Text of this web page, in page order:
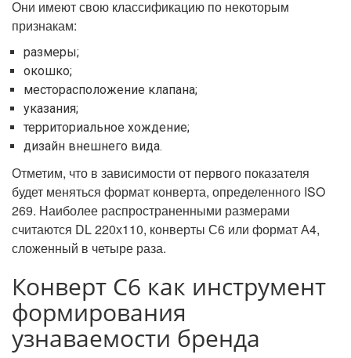
Они имеют свою классификацию по некоторым
признакам:
размеры;
окошко;
месторасположение клапана;
указания;
территориальное хождение;
дизайн внешнего вида.
Отметим, что в зависимости от первого показателя
будет меняться формат конверта, определенного ISO
269. Наиболее распространенными размерами
считаются DL 220х110, конверты С6 или формат А4,
сложенный в четыре раза.
Конверт С6 как инструмент
формирования
узнаваемости бренда